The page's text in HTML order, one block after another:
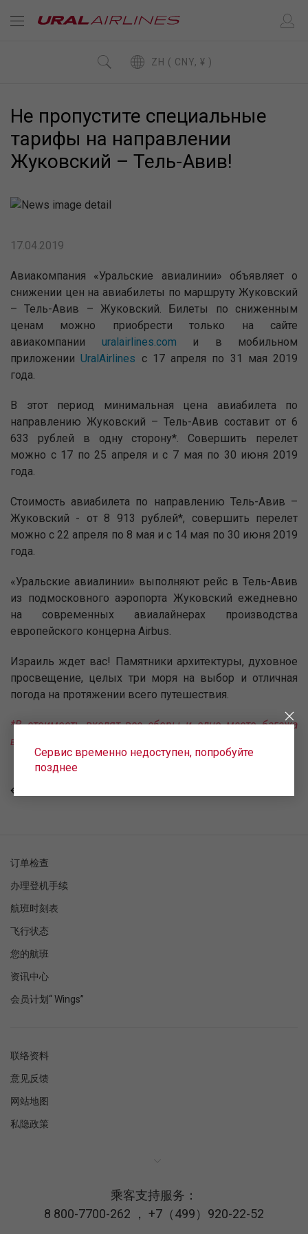
ZH ( CNY, ¥ )
Не пропустите специальные
тарифы на направлении
Жуковский – Тель-Авив!
17.04.2019
Авиакомпания «Уральские авиалинии» объявляет о
снижении цен на авиабилеты по маршруту Жуковский
– Тель-Авив – Жуковский. Билеты по сниженным
ценам можно приобрести только на сайте
авиакомпании uralairlines.com и в мобильном
приложенииUralAirlines с 17 апреля по 31 мая 2019
года.
В этот период минимальная цена авиабилета по
направлению Жуковский – Тель-Авив составит от 6
633 рублей в одну сторону*. Совершить перелет
можно с 17 по 25 апреля и с 7 мая по 30 июня 2019
года.
Стоимость авиабилета по направлению Тель-Авив –
Жуковский - от 8 913 рублей*, совершить перелет
можно с 22 апреля по 8 мая и с 14 мая по 30 июня 2019
года.
«Уральские авиалинии» выполняют рейс в Тель-Авив
из подмосковного аэропорта Жуковский ежедневно
на современных авиалайнерах производства
европейского концерна Airbus.
Израиль ждет вас! Памятники архитектуры, духовное
просвещение, целых три моря на выбор и отличная
погода на протяжении всего путешествия.
*В стоимость входят все сборы и одно место багажа
весом до 23 кг.
Сервис временно недоступен, попробуйте
позднее
订单检查
办理登机手续
航班时刻表
飞行状态
您的航班
资讯中心
会员计划“ Wings”
联络资料
意见反馈
网站地图
私隐政策
乘客支持服务：
8 800-7700-262 ， +7（499）920-22-52